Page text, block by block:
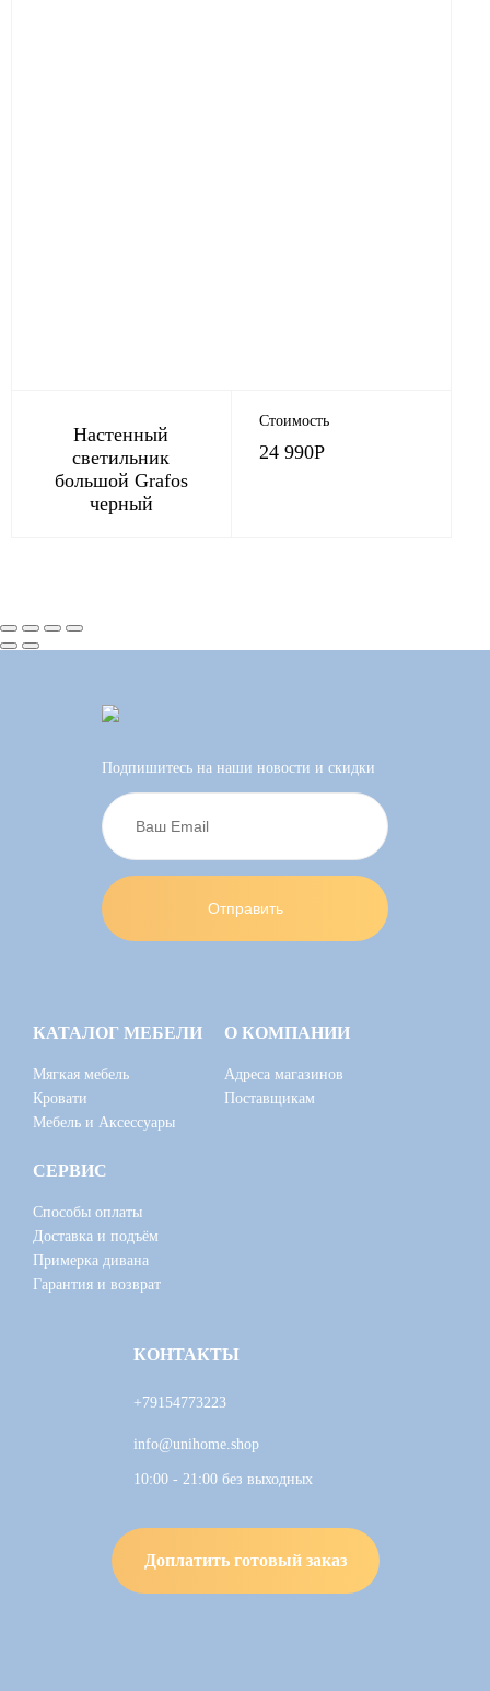
Настенный
светильник
большой Grafos
черный
Стоимость
24 990Р
Подпишитесь на наши новости и скидки
КАТАЛОГ МЕБЕЛИ
Мягкая мебель
Кровати
Мебель и Аксессуары
О КОМПАНИИ
Адреса магазинов
Поставщикам
СЕРВИС
Способы оплаты
Доставка и подъём
Примерка дивана
Гарантия и возврат
КОНТАКТЫ
+79154773223
info@unihome.shop
10:00 - 21:00 без выходных
Доплатить готовый заказ